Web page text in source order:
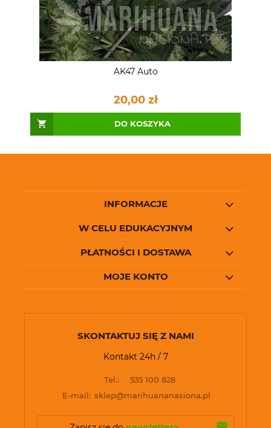
AK47 Auto
20,00 zł
DO KOSZYKA
INFORMACJE
W CELU EDUKACYJNYM
PŁATNOŚCI I DOSTAWA
MOJE KONTO
SKONTAKTUJ SIĘ Z NAMI
Kontakt 24h / 7
Tel.:
535 100 828
E-mail: sklep@marihuananasiona.pl